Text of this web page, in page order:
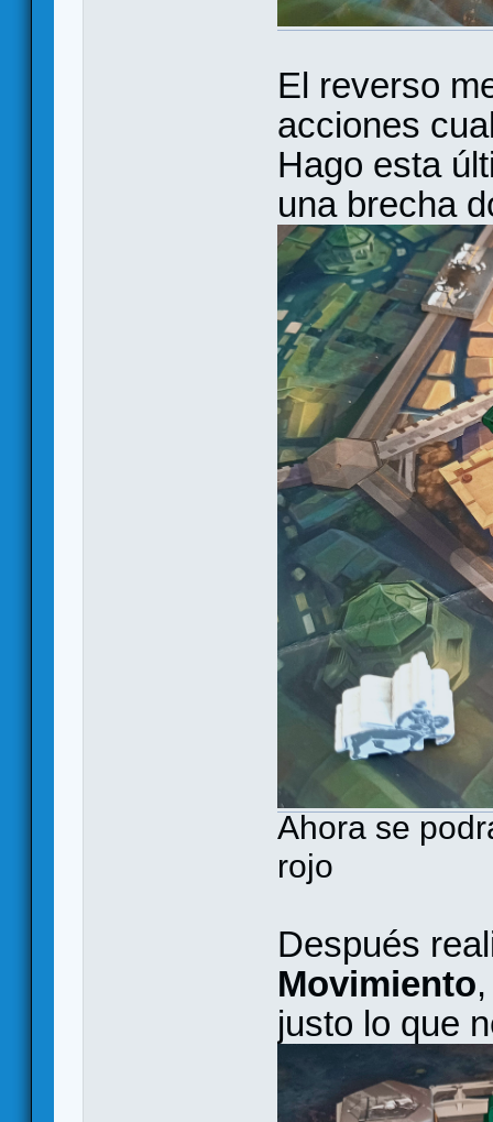
El reverso
acciones
Hago esta
una brecha
Ahora se
rojo
Después
Movimiento
justo lo que